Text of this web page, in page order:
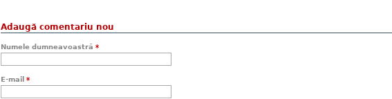
Adaugă comentariu nou
Numele dumneavoastră *
E-mail *